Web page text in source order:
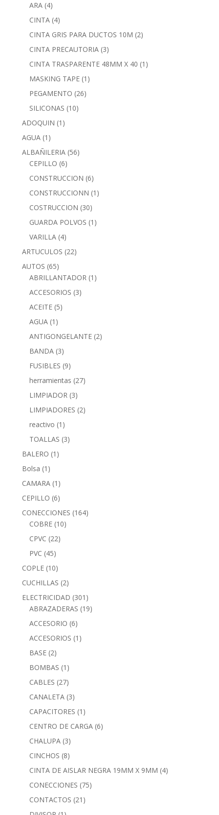
ARA (4)
CINTA (4)
CINTA GRIS PARA DUCTOS 10M (2)
CINTA PRECAUTORIA (3)
CINTA TRASPARENTE 48MM X 40 (1)
MASKING TAPE (1)
PEGAMENTO (26)
SILICONAS (10)
ADOQUIN (1)
AGUA (1)
ALBAÑILERIA (56)
CEPILLO (6)
CONSTRUCCION (6)
CONSTRUCCIONN (1)
COSTRUCCION (30)
GUARDA POLVOS (1)
VARILLA (4)
ARTUCULOS (22)
AUTOS (65)
ABRILLANTADOR (1)
ACCESORIOS (3)
ACEITE (5)
AGUA (1)
ANTIGONGELANTE (2)
BANDA (3)
FUSIBLES (9)
herramientas (27)
LIMPIADOR (3)
LIMPIADORES (2)
reactivo (1)
TOALLAS (3)
BALERO (1)
Bolsa (1)
CAMARA (1)
CEPILLO (6)
CONECCIONES (164)
COBRE (10)
CPVC (22)
PVC (45)
COPLE (10)
CUCHILLAS (2)
ELECTRICIDAD (301)
ABRAZADERAS (19)
ACCESORIO (6)
ACCESORIOS (1)
BASE (2)
BOMBAS (1)
CABLES (27)
CANALETA (3)
CAPACITORES (1)
CENTRO DE CARGA (6)
CHALUPA (3)
CINCHOS (8)
CINTA DE AISLAR NEGRA 19MM X 9MM (4)
CONECCIONES (75)
CONTACTOS (21)